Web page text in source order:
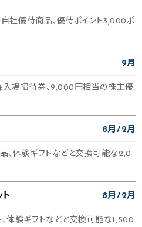
社優待商品、優待ポイント3,000ポ
9月
入場招待券、9,000円相当の株主優
8月 2月
、体験ギフトなどと交換可能な2,0
ト 8月 2月
体験ギフトなどと交換可能な1,500